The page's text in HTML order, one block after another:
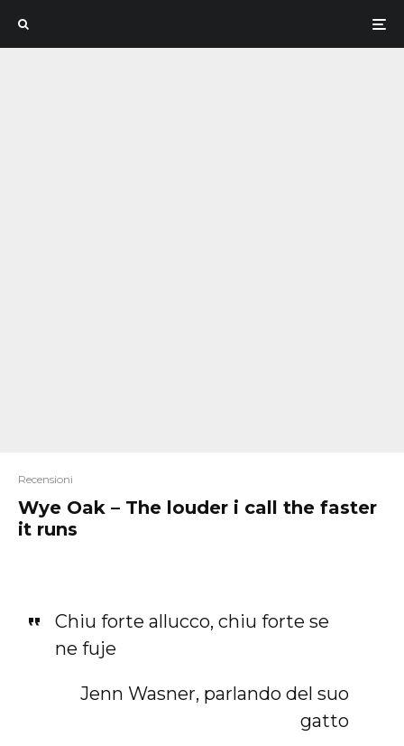
Recensioni
Wye Oak – The louder i call the faster
it runs
Chiu forte allucco, chiu forte se
ne fuje
Jenn Wasner, parlando del suo
gatto